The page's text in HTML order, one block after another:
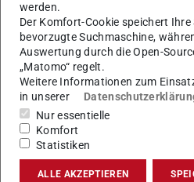
IT-Sicherheitsbeauftragter
siehe Informationssicherheit
J
Jugend- und
werden.
Der Komfort-Cookie speichert
bevorzugte Suchmaschine,
Auswertung durch die Open-
„Matomo“ regelt.
Weitere Informationen zum
in unserer
Nur essentielle
Komfort
Statistiken
ALLE AKZEPTIEREN